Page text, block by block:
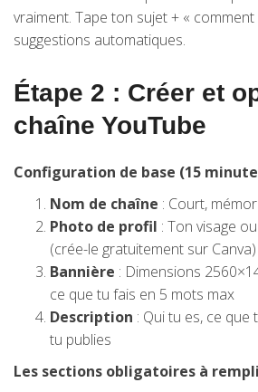
vraiment. Tape ton sujet + «
suggestions automatiques.
Étape 2 : Créer et
chaîne YouTube
Configuration de base (15
Nom de chaîne : Court,
Photo de profil : Ton visage
(crée-le gratuitement sur Canva)
Bannière : Dimensions
ce que tu fais en 5 mots max
Description : Qui tu es, ce
tu publies
Les sections obligatoires à